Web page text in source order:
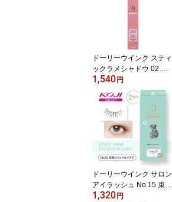
ドーリーウインク スティ
ックラメシャドウ 02 ダ
スティピンク
1,540 円
ドーリーウインク サロン
アイラッシュ No.15 束感
おフェロなコアラ
1,320 円